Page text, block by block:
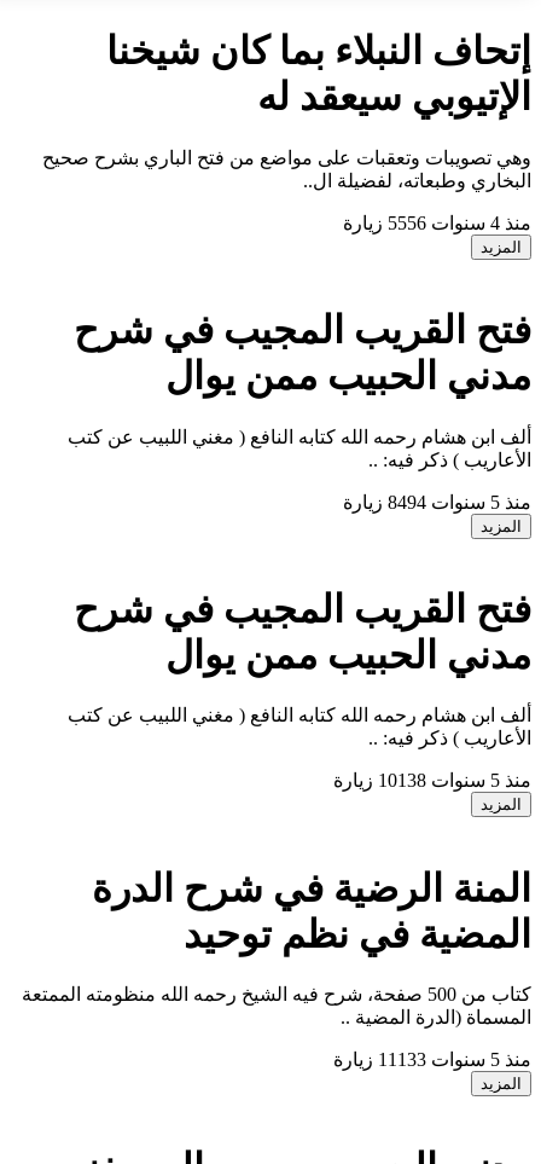
إتحاف النبلاء بما كان شيخنا
الإتيوبي سيعقد له
وهي تصويبات وتعقبات على مواضع من فتح الباري بشرح صحيح
البخاري وطبعاته، لفضيلة ال..
منذ 4 سنوات 5556 زيارة
المزيد
فتح القريب المجيب في شرح
مدني الحبيب ممن يوال
ألف ابن هشام رحمه الله كتابه النافع ( مغني اللبيب عن كتب
الأعاريب ) ذكر فيه: ..
منذ 5 سنوات 8494 زيارة
المزيد
فتح القريب المجيب في شرح
مدني الحبيب ممن يوال
ألف ابن هشام رحمه الله كتابه النافع ( مغني اللبيب عن كتب
الأعاريب ) ذكر فيه: ..
منذ 5 سنوات 10138 زيارة
المزيد
المنة الرضية في شرح الدرة
المضية في نظم توحيد
كتاب من 500 صفحة، شرح فيه الشيخ رحمه الله منظومته الممتعة
المسماة (الدرة المضية ..
منذ 5 سنوات 11133 زيارة
المزيد